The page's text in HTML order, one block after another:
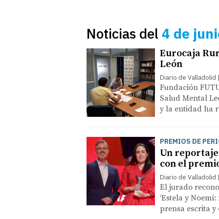
Noticias del 4 de
Eurocaja
León
Diario de Valladolid
Fundación
Salud Mental
y la entidad ha
PREMIOS DE
Un reportaje
con el
Diario de Valladolid
El jurado
‘Estela y
prensa escrita